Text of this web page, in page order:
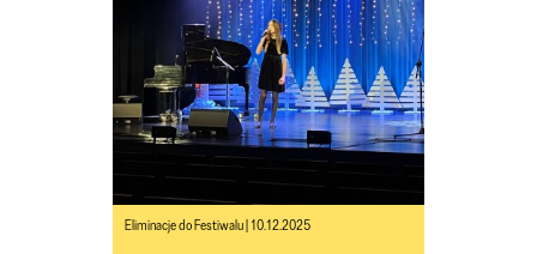
Eliminacje do Festiwalu | 10.12.2025